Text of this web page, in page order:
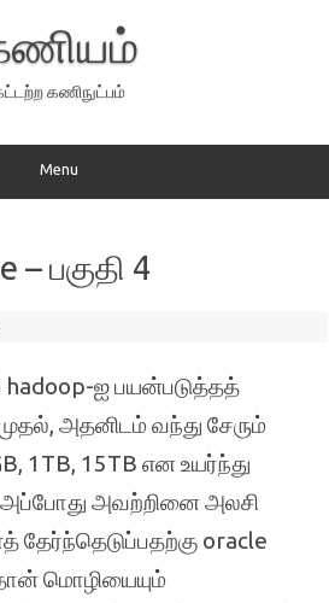
கணிநுட்பம்
Menu
– பகுதி 4
hadoop-ஐ பயன்படுத்தத்
அதனிடம் வந்து சேரும்
1TB, 15TB என உயர்ந்து
அவற்றினை அலசி
தேர்ந்தெடுப்பதற்கு oracle
மொழியையும்